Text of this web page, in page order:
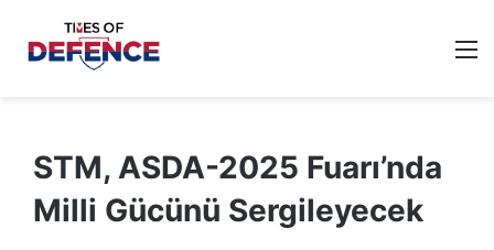
STM, ASDA-2025 Fuarı’nda
Milli Gücünü Sergileyecek